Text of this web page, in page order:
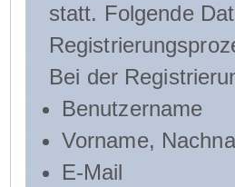
statt. Folgende
Bei der
Benutzername
Vorname,
E-Mail